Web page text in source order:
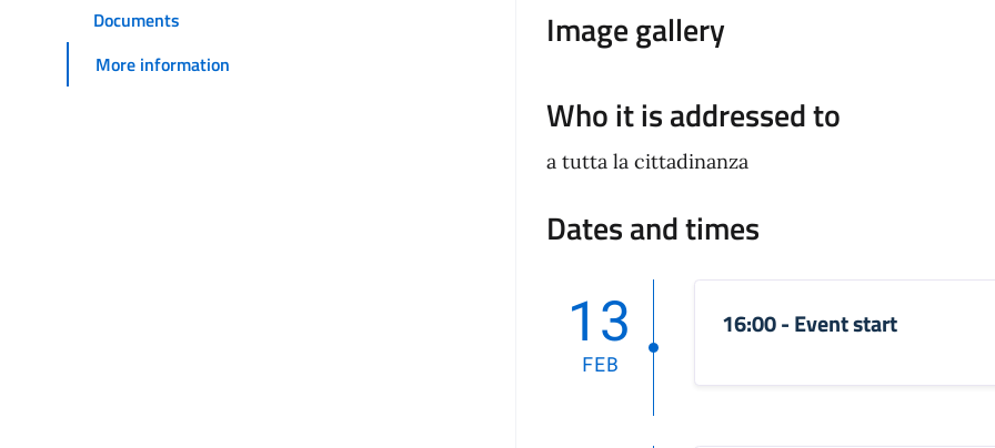
Documents
More information
Image gallery
Who it is addressed to
a tutta la cittadinanza
Dates and times
13
FEB
16:00 - Event start